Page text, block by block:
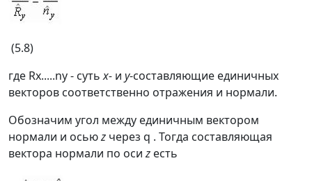
(5.8)
где Rx.....ny- суть x- и y-составляющие единичных
векторов соответственно отражения и нормали.
Обозначим угол между единичным вектором
нормали и осьюz через q . Тогда составляющая
вектора нормали по оси z есть